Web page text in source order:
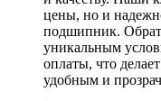
цены, но и
подшипник.
уникальным
оплаты, что
удобным и